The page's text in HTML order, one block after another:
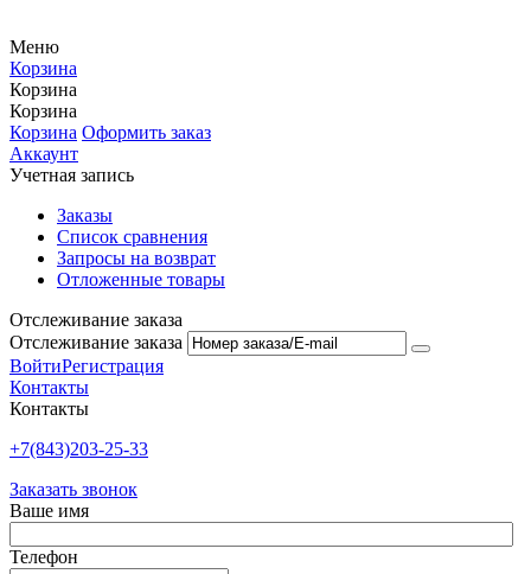
Меню
Корзина
Корзина
Корзина
Корзина Оформить заказ
Аккаунт
Учетная запись
Заказы
Список сравнения
Запросы на возврат
Отложенные товары
Отслеживание заказа
Отслеживание заказа
ВойтиРегистрация
Контакты
Контакты
+7(843)203-25-33
Заказать звонок
Ваше имя
Телефон